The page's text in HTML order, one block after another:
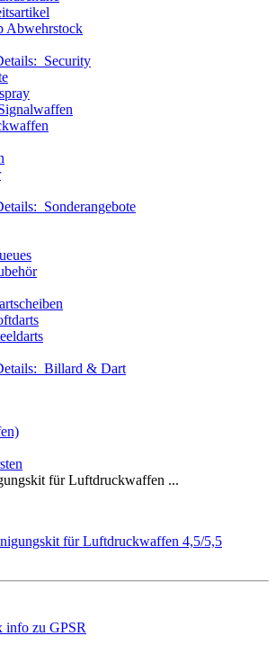
Abwehrstock
Security
Sonderangebote
Billard & Dart
für Luftdruckwaffen ...